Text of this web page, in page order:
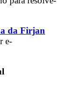
da Firjan
e-